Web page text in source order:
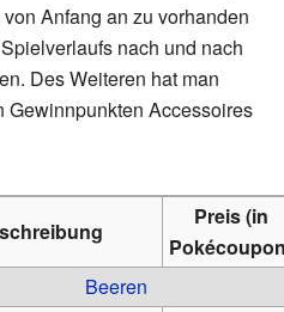
Anfang an zu vorhanden
nach und nach
Des Weiteren hat man
Gewinnpunkten Accessoires
Preis (in
Beeren